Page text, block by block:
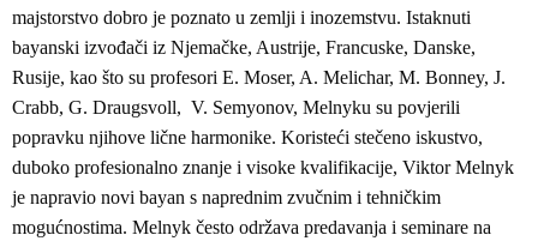
majstorstvo dobro je poznato u zemlji i inozemstvu. Istaknuti
bayanski izvođači iz Njemačke, Austrije, Francuske, Danske,
Rusije, kao što su profesori E. Moser, A. Melichar, M. Bonney, J.
Crabb, G. Draugsvoll, V. Semyonov, Melnyku su povjerili
popravku njihove lične harmonike. Koristeći stečeno iskustvo,
duboko profesionalno znanje i visoke kvalifikacije, Viktor Melnyk
je napravio novi bayan s naprednim zvučnim i tehničkim
mogućnostima. Melnyk često održava predavanja i seminare na